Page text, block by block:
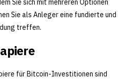
Sie sich mit mehreren Optionen
Sie als Anleger eine fundierte und
treffen.
für Bitcoin-Investitionen sind